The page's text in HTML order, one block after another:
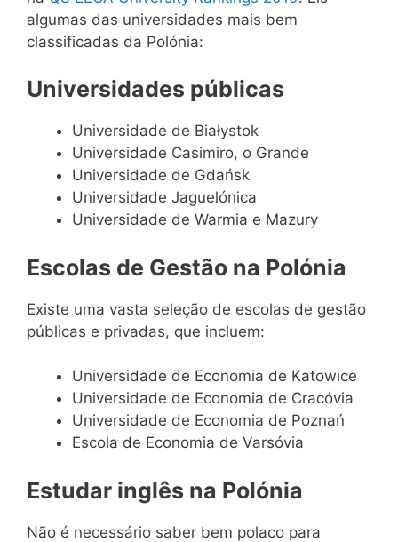
algumas das universidades mais bem
classificadas da Polónia:
Universidades públicas
Universidade de Białystok
Universidade Casimiro, o Grande
Universidade de Gdańsk
Universidade Jaguelónica
Universidade de Warmia e Mazury
Escolas de Gestão na Polónia
Existe uma vasta seleção de escolas de gestão
públicas e privadas, que incluem:
Universidade de Economia de Katowice
Universidade de Economia de Cracóvia
Universidade de Economia de Poznań
Escola de Economia de Varsóvia
Estudar inglês na Polónia
Não é necessário saber bem polaco para